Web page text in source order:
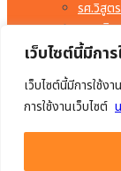
เว็บไซต์นี้มีกา
เว็บไซต์นี้มีการใช้ง
การใช้งานเว็บไซต์
รศ.วิสูต
อ.พรจิต
อ.มงคล
อ.ยรร
อ.สำรา
อ.อร่าม